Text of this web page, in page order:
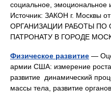
социальное, эмоциональное
Источник: ЗАКОН г. Москвы
ОРГАНИЗАЦИИ РАБОТЫ ПО
ПАТРОНАТУ В ГОРОДЕ
Физическое развитие —
армии США: измерение
развитие динамический
массы тела, развитие